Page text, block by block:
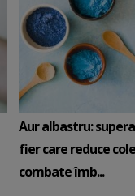
Aur albastru:
fier care reduce
combate îmb...